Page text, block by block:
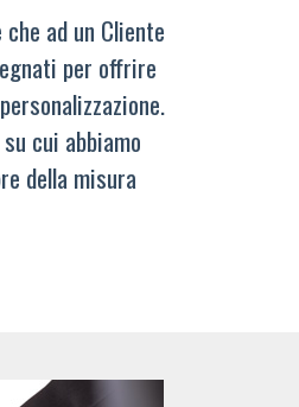
ad un Cliente
per offrire
cui abbiamo
della misura